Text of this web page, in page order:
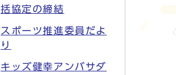
括協定の締結
スポーツ推進委員だよ
り
キッズ健幸アンバサダ